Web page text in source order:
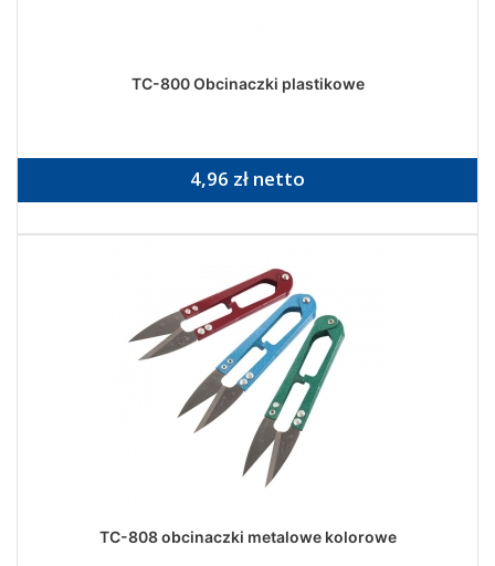
TC-800 Obcinaczki plastikowe
4,96 zł netto
TC-808 obcinaczki metalowe kolorowe